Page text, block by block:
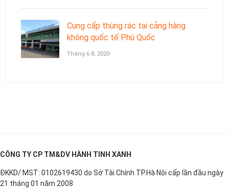
Cung cấp thùng rác tại cảng hàng
không quốc tế Phú Quốc
Tháng 6 8, 2020
CÔNG TY CP TM&DV HÀNH TINH XANH
ĐKKD/ MST: 0102619430 do Sở Tài Chính TP.Hà Nội cấp lần đầu ngày
21 tháng 01 năm 2008